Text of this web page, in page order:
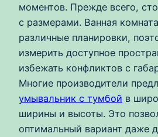
моментов. Прежде всего,
с размерами. Ванная
различные планировки,
измерить доступное
избежать конфликтов с
Многие производители
умывальник с тумбой в
ширины и высоты. Это
оптимальный вариант даже